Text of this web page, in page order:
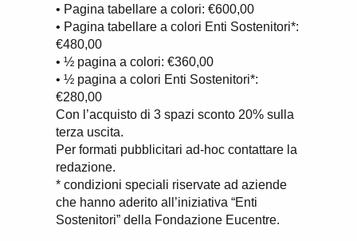
• Pagina tabellare a colori: €600,00
• Pagina tabellare a colori Enti Sostenitori*:
€480,00
• ½ pagina a colori: €360,00
• ½ pagina a colori Enti Sostenitori*:
€280,00
Con l’acquisto di 3 spazi sconto 20% sulla
terza uscita.
Per formati pubblicitari ad-hoc contattare la
redazione.
* condizioni speciali riservate ad aziende
che hanno aderito all’iniziativa “Enti
Sostenitori” della Fondazione Eucentre.